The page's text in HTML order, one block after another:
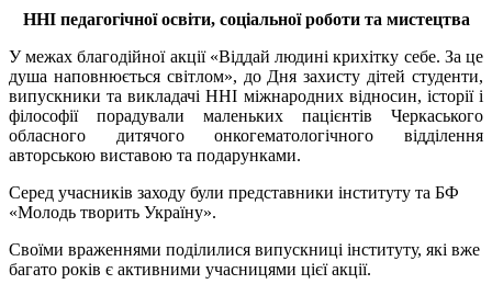
ННІ педагогічної освіти, соціальної роботи та мистецтва
У межах благодійної акції «Віддай людині крихітку себе. За це
душа наповнюється світлом», до Дня захисту дітей студенти,
випускники та викладачі ННІ міжнародних відносин, історії і
філософії порадували маленьких пацієнтів Черкаського
обласного дитячого онкогематологічного відділення
авторською виставою та подарунками.
Серед учасників заходу були представники інституту та БФ
«Молодь творить Україну».
Своїми враженнями поділилися випускниці інституту, які вже
багато років є активними учасницями цієї акції.